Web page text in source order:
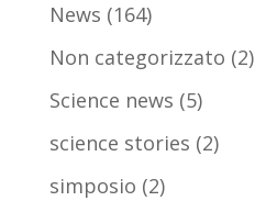
News (164)
Non categorizzato (2)
Science news (5)
science stories (2)
simposio (2)